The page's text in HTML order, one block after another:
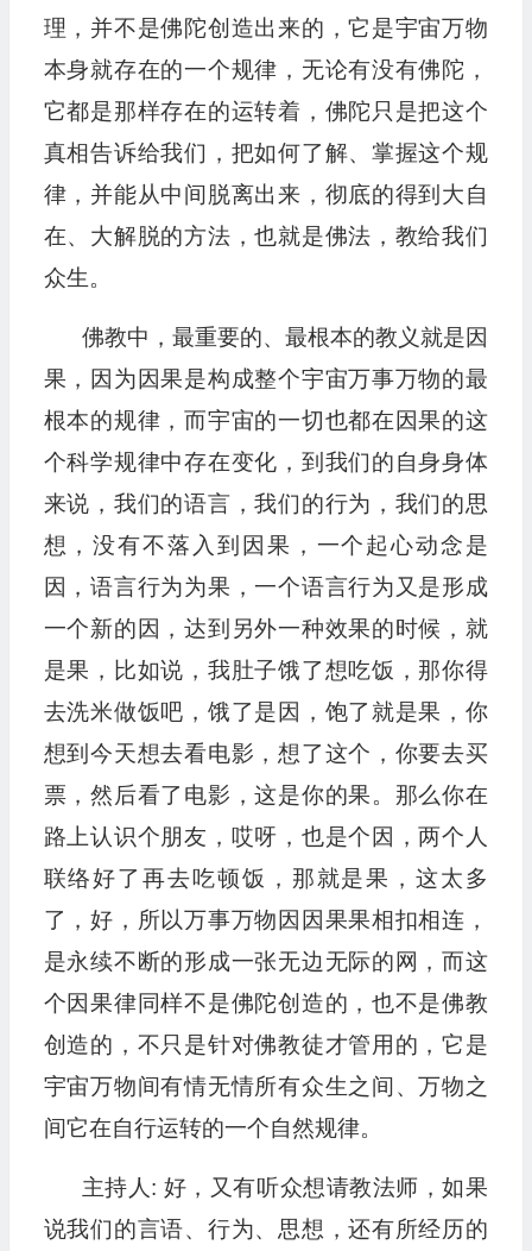
理，并不是佛陀创造出来的，它是宇宙万物
本身就存在的一个规律，无论有没有佛陀，
它都是那样存在的运转着，佛陀只是把这个
真相告诉给我们，把如何了解、掌握这个规
律，并能从中间脱离出来，彻底的得到大自
在、大解脱的方法，也就是佛法，教给我们
众生。
佛教中，最重要的、最根本的教义就是因
果，因为因果是构成整个宇宙万事万物的最
根本的规律，而宇宙的一切也都在因果的这
个科学规律中存在变化，到我们的自身身体
来说，我们的语言，我们的行为，我们的思
想，没有不落入到因果，一个起心动念是
因，语言行为为果，一个语言行为又是形成
一个新的因，达到另外一种效果的时候，就
是果，比如说，我肚子饿了想吃饭，那你得
去洗米做饭吧，饿了是因，饱了就是果，你
想到今天想去看电影，想了这个，你要去买
票，然后看了电影，这是你的果。那么你在
路上认识个朋友，哎呀，也是个因，两个人
联络好了再去吃顿饭，那就是果，这太多
了，好，所以万事万物因因果果相扣相连，
是永续不断的形成一张无边无际的网，而这
个因果律同样不是佛陀创造的，也不是佛教
创造的，不只是针对佛教徒才管用的，它是
宇宙万物间有情无情所有众生之间、万物之
间它在自行运转的一个自然规律。
主持人: 好，又有听众想请教法师，如果
说我们的言语、行为、思想，还有所经历的